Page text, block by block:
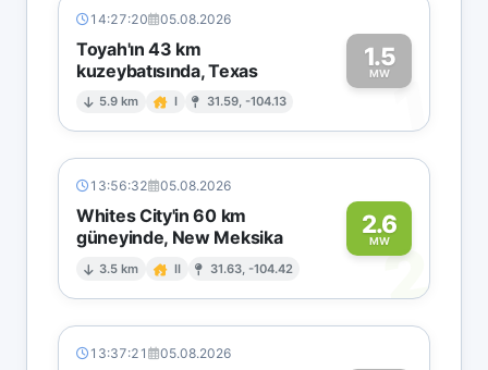
14:27:20 05.08.2026
Toyah'ın 43 km
kuzeybatısında, Texas
5.9 km I 31.59, -104.13
1.5
MW1
13:56:32 05.08.2026
Whites City'in 60 km
güneyinde, New Meksika
3.5 km II 31.63, -104.42
2.6
MW2
13:37:21 05.08.2026